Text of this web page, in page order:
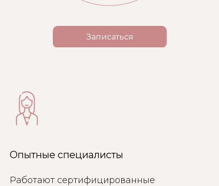
Записаться
Опытные специалисты
Работают сертифицированные